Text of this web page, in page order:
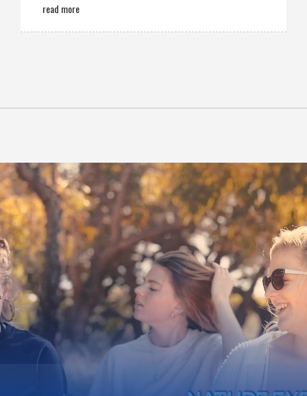
read more